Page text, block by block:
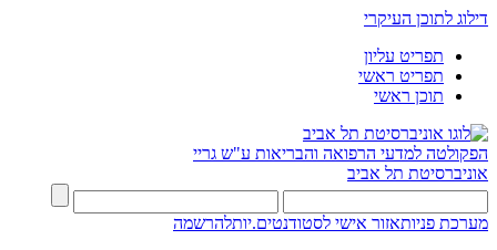
דילוג לתוכן העיקרי
תפריט עליון
תפריט ראשי
תוכן ראשי
הפקולטה למדעי הרפואה והבריאות ע"ש גריי
אוניברסיטת תל אביב
מערכת פניותאזור אישי לסטודנטים.יותלהרשמה